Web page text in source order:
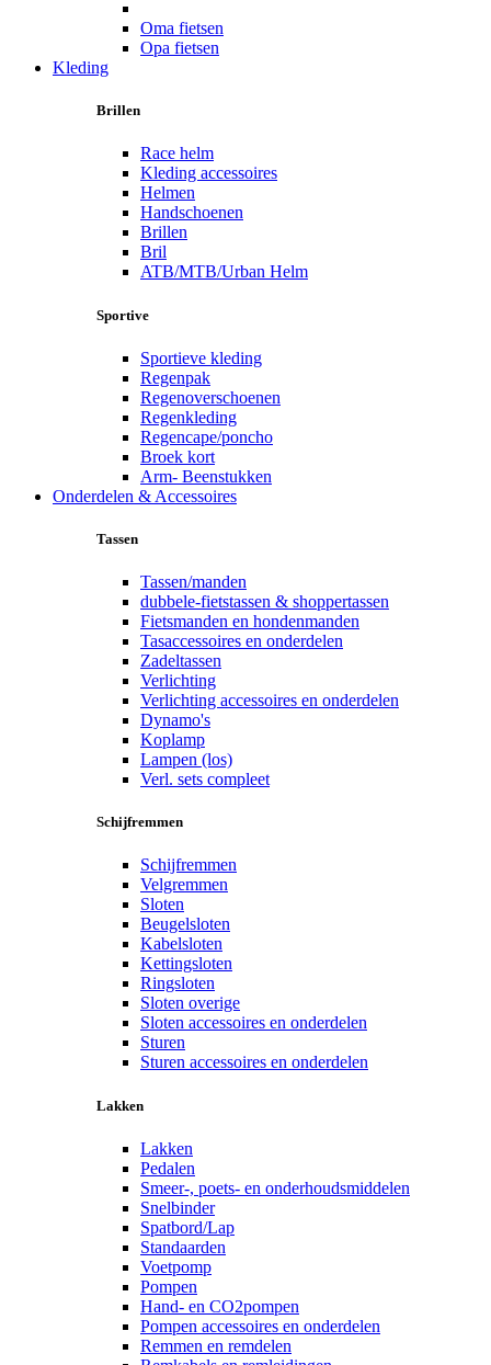
Oma fietsen
Opa fietsen
Kleding
Brillen
Race helm
Kleding accessoires
Helmen
Handschoenen
Brillen
Bril
ATB/MTB/Urban Helm
Sportive
Sportieve kleding
Regenpak
Regenoverschoenen
Regenkleding
Regencape/poncho
Broek kort
Arm- Beenstukken
Onderdelen & Accessoires
Tassen
Tassen/manden
dubbele-fietstassen & shoppertassen
Fietsmanden en hondenmanden
Tasaccessoires en onderdelen
Zadeltassen
Verlichting
Verlichting accessoires en onderdelen
Dynamo's
Koplamp
Lampen (los)
Verl. sets compleet
Schijfremmen
Schijfremmen
Velgremmen
Sloten
Beugelsloten
Kabelsloten
Kettingsloten
Ringsloten
Sloten overige
Sloten accessoires en onderdelen
Sturen
Sturen accessoires en onderdelen
Lakken
Lakken
Pedalen
Smeer-, poets- en onderhoudsmiddelen
Snelbinder
Spatbord/Lap
Standaarden
Voetpomp
Pompen
Hand- en CO2pompen
Pompen accessoires en onderdelen
Remmen en remdelen